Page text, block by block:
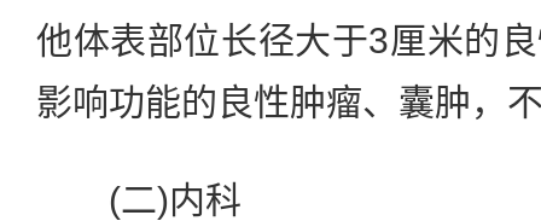
他体表部位长径大于3厘米的
影响功能的良性肿瘤、囊肿，
(二)内科